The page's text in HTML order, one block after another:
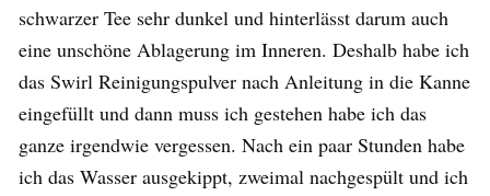
schwarzer Tee sehr dunkel und hinterlässt darum auch
eine unschöne Ablagerung im Inneren. Deshalb habe ich
das Swirl Reinigungspulver nach Anleitung in die Kanne
eingefüllt und dann muss ich gestehen habe ich das
ganze irgendwie vergessen. Nach ein paar Stunden habe
ich das Wasser ausgekippt, zweimal nachgespült und ich